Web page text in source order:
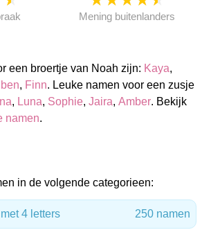
Mening buitenlanders
een broertje van Noah zijn: Kaya,
, Finn. Leuke namen voor een zusje
, Luna, Sophie, Jaira, Amber. Bekijk
namen.
in de volgende categorieen:
4 letters 250 namen